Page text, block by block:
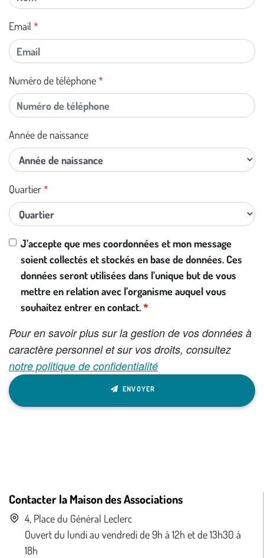
Email
Numéro de téléphone
Année de naissance
Quartier
J’accepte que mes coordonnées et mon message
soient collectés et stockés en base de données. Ces
données seront utilisées dans l’unique but de vous
mettre en relation avec l’organisme auquel vous
souhaitez entrer en contact.
Pour en savoir plus sur la gestion de vos données à
caractère personnel et sur vos droits, consultez
notre politique de confidentialité
ENVOYER
Contacter la Maison des Associations
4, Place du Général Leclerc
Ouvert du lundi au vendredi de 9h à 12h et de 13h30 à
18h